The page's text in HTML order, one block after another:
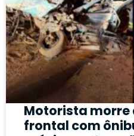
Motorista morre
frontal com